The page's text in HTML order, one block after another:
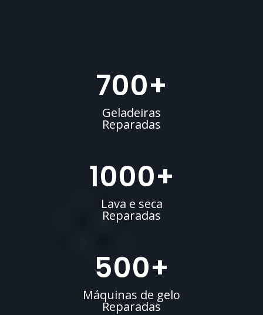
700+
Geladeiras
Reparadas
1000+
Lava e seca
Reparadas
500+
Máquinas de gelo
Reparadas